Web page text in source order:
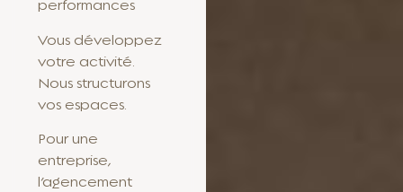
performances
Vous développez
votre activité.
Nous structurons
vos espaces.
Pour une
entreprise,
l’agencement